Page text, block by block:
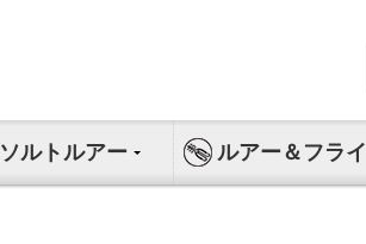
ソルトルアー ルアー＆フライ